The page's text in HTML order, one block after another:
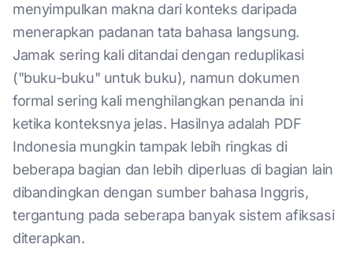
menyimpulkan makna dari konteks daripada
menerapkan padanan tata bahasa langsung.
Jamak sering kali ditandai dengan reduplikasi
("buku-buku" untuk buku), namun dokumen
formal sering kali menghilangkan penanda ini
ketika konteksnya jelas. Hasilnya adalah PDF
Indonesia mungkin tampak lebih ringkas di
beberapa bagian dan lebih diperluas di bagian lain
dibandingkan dengan sumber bahasa Inggris,
tergantung pada seberapa banyak sistem afiksasi
diterapkan.